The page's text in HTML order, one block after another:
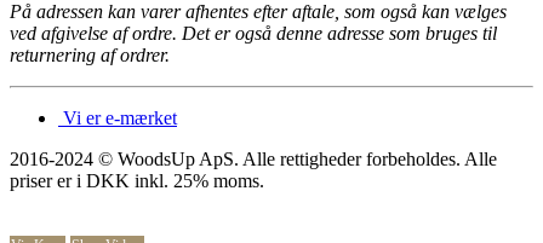
På adressen kan varer afhentes efter aftale, som også kan vælges
ved afgivelse af ordre. Det er også denne adresse som bruges til
returnering af ordrer.
Vi er e-mærket
2016-2024 © WoodsUp ApS. Alle rettigheder forbeholdes. Alle
priser er i DKK inkl. 25% moms.